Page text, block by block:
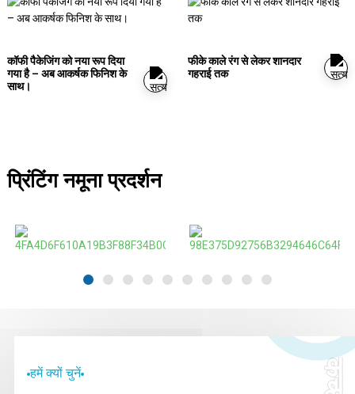
कॉफी पैकेजिंग को नया रूप दिया
गया है – अब आकर्षक फिनिश के
साथ।
फीके काले रंग से लेकर शानदार
गहराई तक
प्रिंटिंग नमूना प्रदर्शन
हमें क्यों चुनें